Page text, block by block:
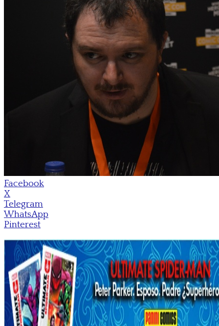
Facebook
X
Telegram
WhatsApp
Pinterest